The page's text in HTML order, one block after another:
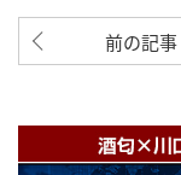
前の記事